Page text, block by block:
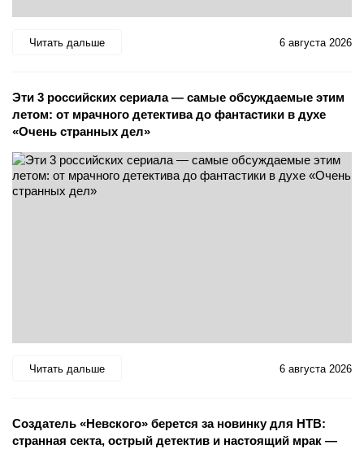
Читать дальше 6 августа 2026
Эти 3 российских сериала — самые обсуждаемые этим
летом: от мрачного детектива до фантастики в духе
«Очень странных дел»
Читать дальше 6 августа 2026
Создатель «Невского» берется за новинку для НТВ:
странная секта, острый детектив и настоящий мрак —